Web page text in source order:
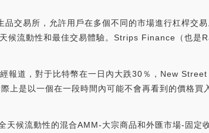
交易所，允許用戶在多個不同的市場進行杠桿交
候流動性和最佳交易體驗。Strips Finance（也是
報道，對于比特幣在一日內大跌30％，New
上是以一個在一段時間內可能不會再看到的價格
候流動性的混合AMM-大宗商品和外匯市場-固定